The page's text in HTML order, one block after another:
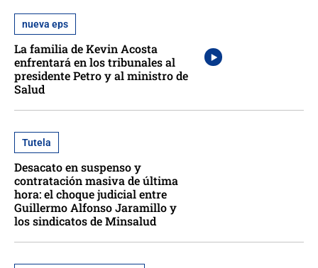
nueva eps
La familia de Kevin Acosta
enfrentará en los tribunales al
presidente Petro y al ministro de
Salud
Tutela
Desacato en suspenso y
contratación masiva de última
hora: el choque judicial entre
Guillermo Alfonso Jaramillo y
los sindicatos de Minsalud